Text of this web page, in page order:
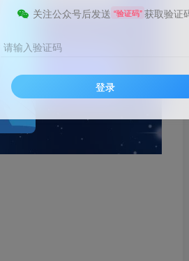
关注公众号后发送 “验证码” 获取验证
请输入验证码
登录